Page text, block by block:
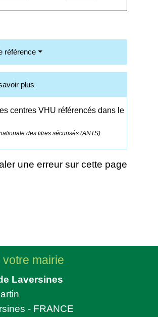
référence
plus
centres VHU référencés dans le
des titres sécurisés (ANTS)
une erreur sur cette page
mairie
Laversines
- FRANCE